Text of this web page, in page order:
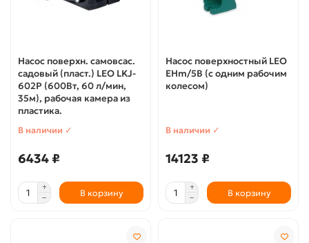
Насос поверхн. самовсас.
садовый (пласт.) LEO LKJ-
602P (600Вт, 60 л/мин,
35м), рабочая камера из
пластика.
В наличии ✓
6434 ₽
В корзину
Насос поверхностный LEO
EHm/5B (с одним рабочим
колесом)
В наличии ✓
14123 ₽
В корзину